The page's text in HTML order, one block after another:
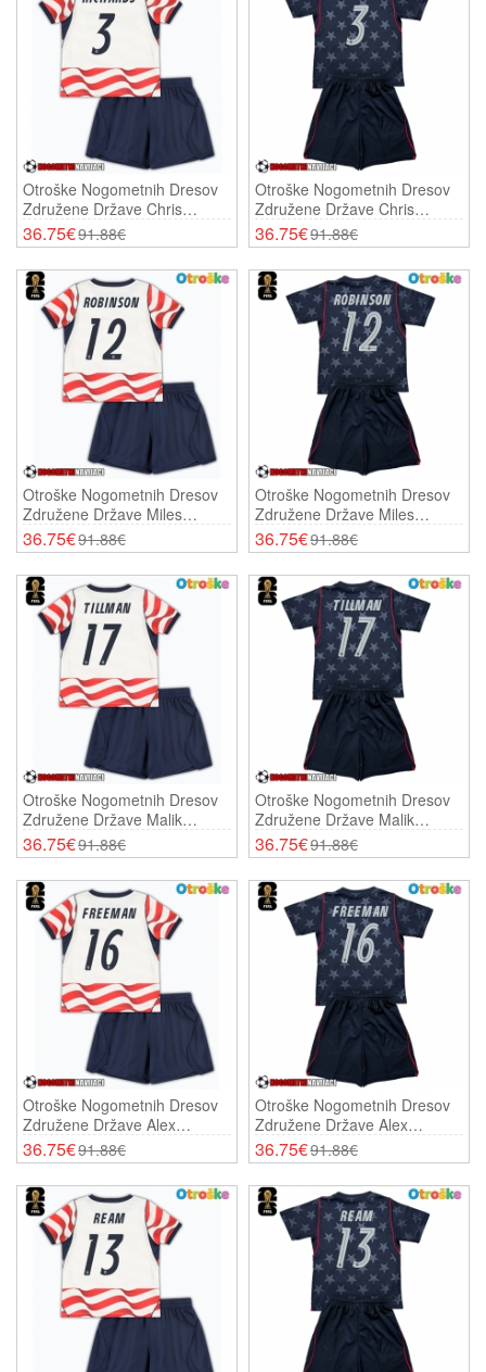
Otroške Nogometnih Dresov
Združene Države Chris
Richards #3 Domači SP 2026
Kratki Rokavi (+ Hlače)
36.75€91.88€
Otroške Nogometnih Dresov
Združene Države Chris
Richards #3 Gostujoči SP
2026 Kratki Rokavi (+ Hlače)
36.75€91.88€
Otroške Nogometnih Dresov
Združene Države Miles
Robinson #12 Domači SP
2026 Kratki Rokavi (+ Hlače)
36.75€91.88€
Otroške Nogometnih Dresov
Združene Države Miles
Robinson #12 Gostujoči SP
2026 Kratki Rokavi (+ Hlače)
36.75€91.88€
Otroške Nogometnih Dresov
Združene Države Malik
Tillman #17 Domači SP 2026
Kratki Rokavi (+ Hlače)
36.75€91.88€
Otroške Nogometnih Dresov
Združene Države Malik
Tillman #17 Gostujoči SP
2026 Kratki Rokavi (+ Hlače)
36.75€91.88€
Otroške Nogometnih Dresov
Združene Države Alex
Freeman #16 Domači SP
2026 Kratki Rokavi (+ Hlače)
36.75€91.88€
Otroške Nogometnih Dresov
Združene Države Alex
Freeman #16 Gostujoči SP
2026 Kratki Rokavi (+ Hlače)
36.75€91.88€